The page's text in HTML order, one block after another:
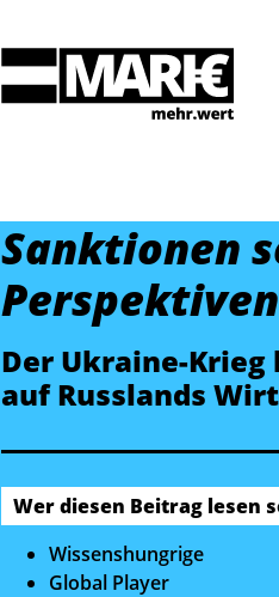
Suche
Sanktionen
Der Ukraine-
auf Russlands
Wer diesen Beitrag lesen
Wissenshungrige
Global Player